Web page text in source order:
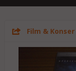
Film & Konser